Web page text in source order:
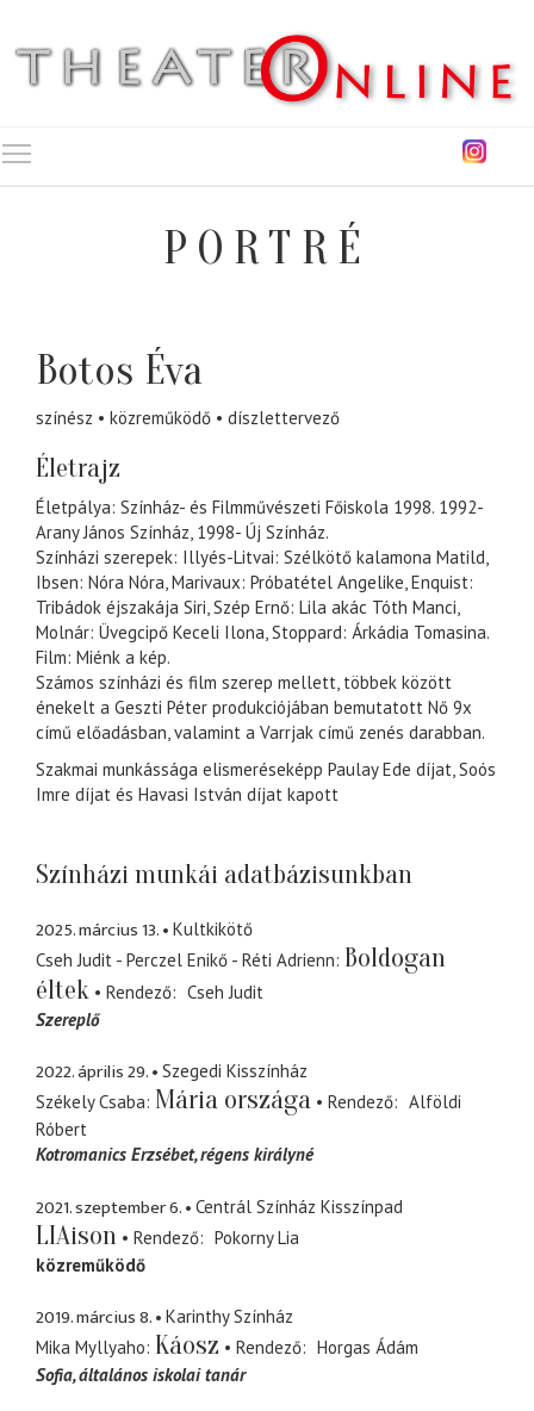
PORTRÉ
Botos Éva
színész közreműködő díszlettervező
Életrajz
Életpálya: Színház- és Filmművészeti Főiskola 1998. 1992-
Arany János Színház, 1998- Új Színház.
Színházi szerepek: Illyés-Litvai: Szélkötő kalamona Matild,
Ibsen: Nóra Nóra, Marivaux: Próbatétel Angelike, Enquist:
Tribádok éjszakája Siri, Szép Ernő: Lila akác Tóth Manci,
Molnár: Üvegcipő Keceli Ilona, Stoppard: Árkádia Tomasina.
Film: Miénk a kép.
Számos színházi és film szerep mellett, többek között
énekelt a Geszti Péter produkciójában bemutatott Nő 9x
című előadásban, valamint a Varrjak című zenés darabban.
Szakmai munkássága elismeréseképp Paulay Ede díjat, Soós
Imre díjat és Havasi István díjat kapott
Színházi munkái adatbázisunkban
2025. március 13.
Kultkikötő
Cseh Judit - Perczel Enikő - Réti Adrienn Boldogan
éltek
Rendező
Cseh Judit
Szereplő
2022. április 29.
Szegedi Kisszínház
Székely Csaba Mária országa Rendező
Alföldi
Róbert
Kotromanics Erzsébet régens királyné
2021. szeptember 6. Centrál Színház Kisszínpad
LIAison Rendező
Pokorny Lia
közreműködő
2019. március 8.
Karinthy Színház
Mika Myllyaho Káosz Rendező
Horgas Ádám
Sofia általános iskolai tanár